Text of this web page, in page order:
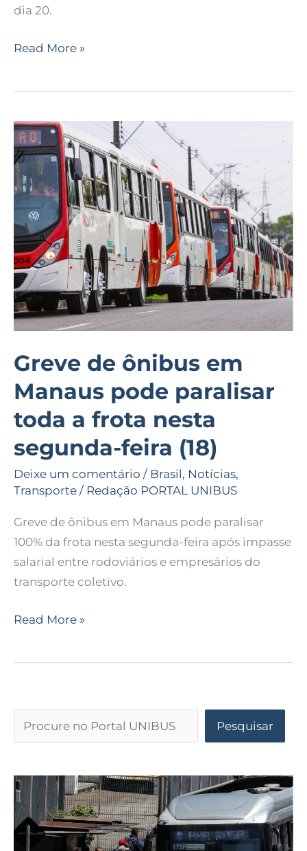
dia 20.
Read More »
Greve de ônibus em
Manaus pode paralisar
toda a frota nesta
segunda-feira (18)
Deixe um comentário / Brasil, Notícias,
Transporte / Redação PORTAL UNIBUS
Greve de ônibus em Manaus pode paralisar
100% da frota nesta segunda-feira após impasse
salarial entre rodoviários e empresários do
transporte coletivo.
Greve
de
ônibus
em
Manaus
pode
paralisar
toda
a
frota
nesta
feira
(18)
Read More »
Pesquisar